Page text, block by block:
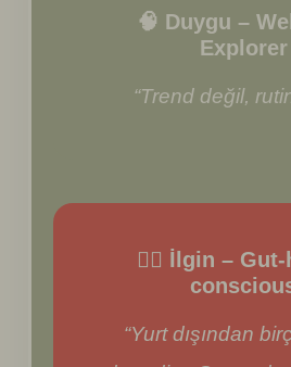
🧠 Duygu –
Explorer
“Trend değil,
🧘‍♀️ İlgin –
“Yurt dışından